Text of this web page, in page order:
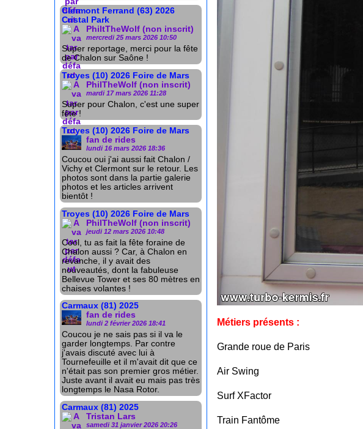
Clermont Ferrand (63) 2026
Cristal Park
PhiltTheWolf (non inscrit)
mercredi 25 mars 2026 10:50
Super reportage, merci pour la fête
de Chalon sur Saône !
Troyes (10) 2026 Foire de Mars
PhilTheWolf (non inscrit)
mardi 17 mars 2026 11:28
Super pour Chalon, c'est une super
fête !
Troyes (10) 2026 Foire de Mars
fan de rides
lundi 16 mars 2026 18:36
Coucou oui j'ai aussi fait Chalon /
Vichy et Clermont sur le retour. Les
photos sont dans la partie galerie
photos et les articles arrivent
bientôt !
Troyes (10) 2026 Foire de Mars
PhilTheWolf (non inscrit)
jeudi 12 mars 2026 10:48
Cool, tu as fait la fête foraine de
Chalon aussi ? Car, à Chalon en
revanche, il y avait des
nouveautés, dont la fabuleuse
Bellevue Tower et ses 80 mètres en
chaises volantes !
Carmaux (81) 2025
fan de rides
lundi 2 février 2026 18:41
Coucou je ne sais pas si il va le
garder longtemps. Par contre
j'avais discuté avec lui à
Tournefeuille et il m'avait dit que ce
n'était pas son premier gros métier.
Juste avant il avait eu mais pas très
longtemps le Nasa Rotor.
Carmaux (81) 2025
Tristan Lars
samedi 31 janvier 2026 20:26
Métiers présents :
Grande roue de Paris
Air Swing
Surf XFactor
Train Fantôme